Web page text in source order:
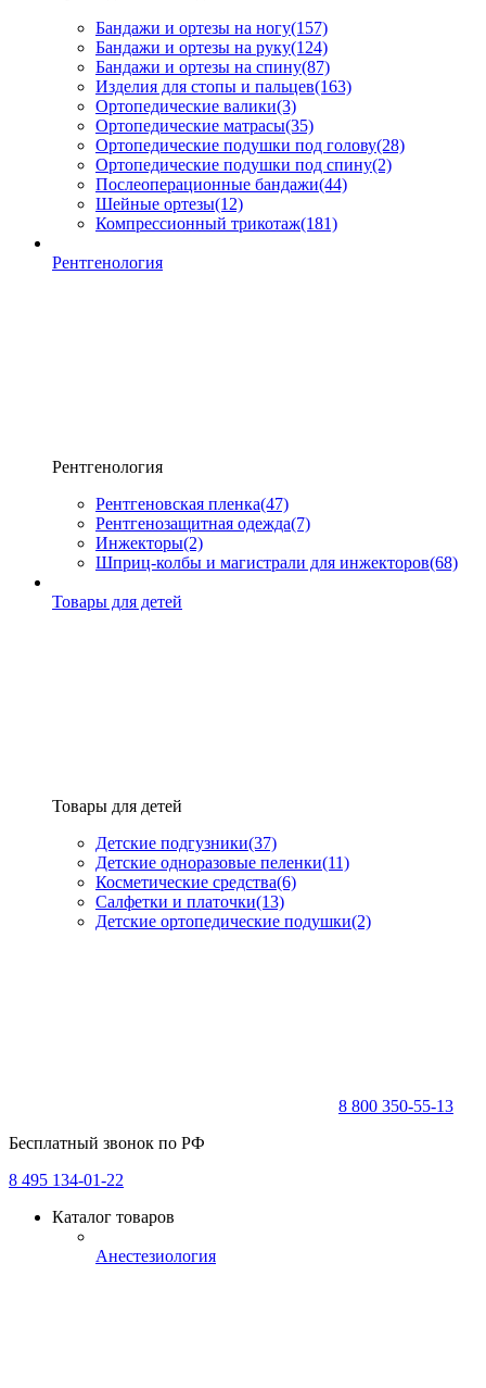
Бандажи и ортезы на ногу(157)
Бандажи и ортезы на руку(124)
Бандажи и ортезы на спину(87)
Изделия для стопы и пальцев(163)
Ортопедические валики(3)
Ортопедические матрасы(35)
Ортопедические подушки под голову(28)
Ортопедические подушки под спину(2)
Послеоперационные бандажи(44)
Шейные ортезы(12)
Компрессионный трикотаж(181)
Рентгенология
Рентгенология
Рентгеновская пленка(47)
Рентгенозащитная одежда(7)
Инжекторы(2)
Шприц-колбы и магистрали для инжекторов(68)
Товары для детей
Товары для детей
Детские подгузники(37)
Детские одноразовые пеленки(11)
Косметические средства(6)
Салфетки и платочки(13)
Детские ортопедические подушки(2)
8 800 350-55-13
Бесплатный звонок по РФ
8 495 134-01-22
Каталог товаров
Анестезиология